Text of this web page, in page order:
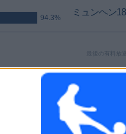
94.3%
ミュンヘン
最後の有料放
ヴェーエン -
2026/04/20 3.リーガ por
平均